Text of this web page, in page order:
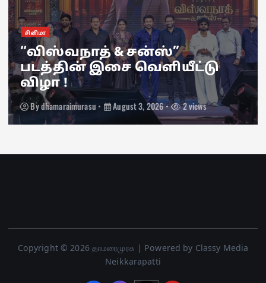
சினிமா
“விஸ்வநாத் & சன்ஸ்”
படத்தின் இசை வெளியீட்டு
விழா !
Bydhamaraimurasu August 3, 2026 2 views
Copyright © 2026 தாமரைமுரசு | Powered by Classy Media
Neikkarapatti